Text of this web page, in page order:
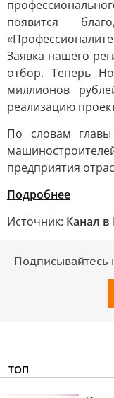
появится
Заявка нашего
отбор. Теперь
миллионов
реализацию
По словам
предприятия
Подробнее
Источник: Канал
Подписывайтесь
ТОП